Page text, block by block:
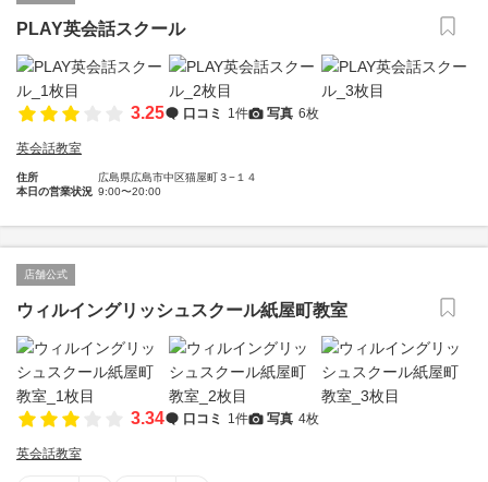
PLAY英会話スクール
3.25 口コミ 1件 写真 6枚
英会話教室
住所
広島県広島市中区猫屋町３−１４
本日の営業状況 9:00〜20:00
店舗公式
ウィルイングリッシュスクール紙屋町教室
3.34 口コミ 1件 写真 4枚
英会話教室